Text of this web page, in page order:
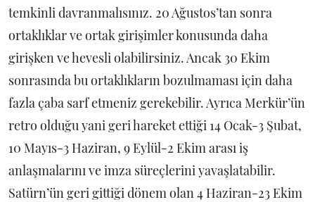
temkinli davranmalısınız. 20 Ağustos’tan sonra
ortaklıklar ve ortak girişimler konusunda daha
girişken ve hevesli olabilirsiniz. Ancak 30 Ekim
sonrasında bu ortaklıkların bozulmaması için daha
fazla çaba sarf etmeniz gerekebilir. Ayrıca Merkür’ün
retro olduğu yani geri hareket ettiği 14 Ocak-3 Şubat,
10 Mayıs-3 Haziran, 9 Eylül-2 Ekim arası iş
anlaşmalarını ve imza süreçlerini yavaşlatabilir.
Satürn’ün geri gittiği dönem olan 4 Haziran-23 Ekim